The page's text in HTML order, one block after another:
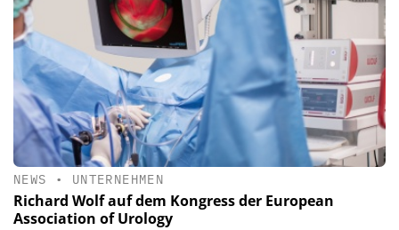
NEWS • UNTERNEHMEN
Richard Wolf auf dem Kongress der European
Association of Urology